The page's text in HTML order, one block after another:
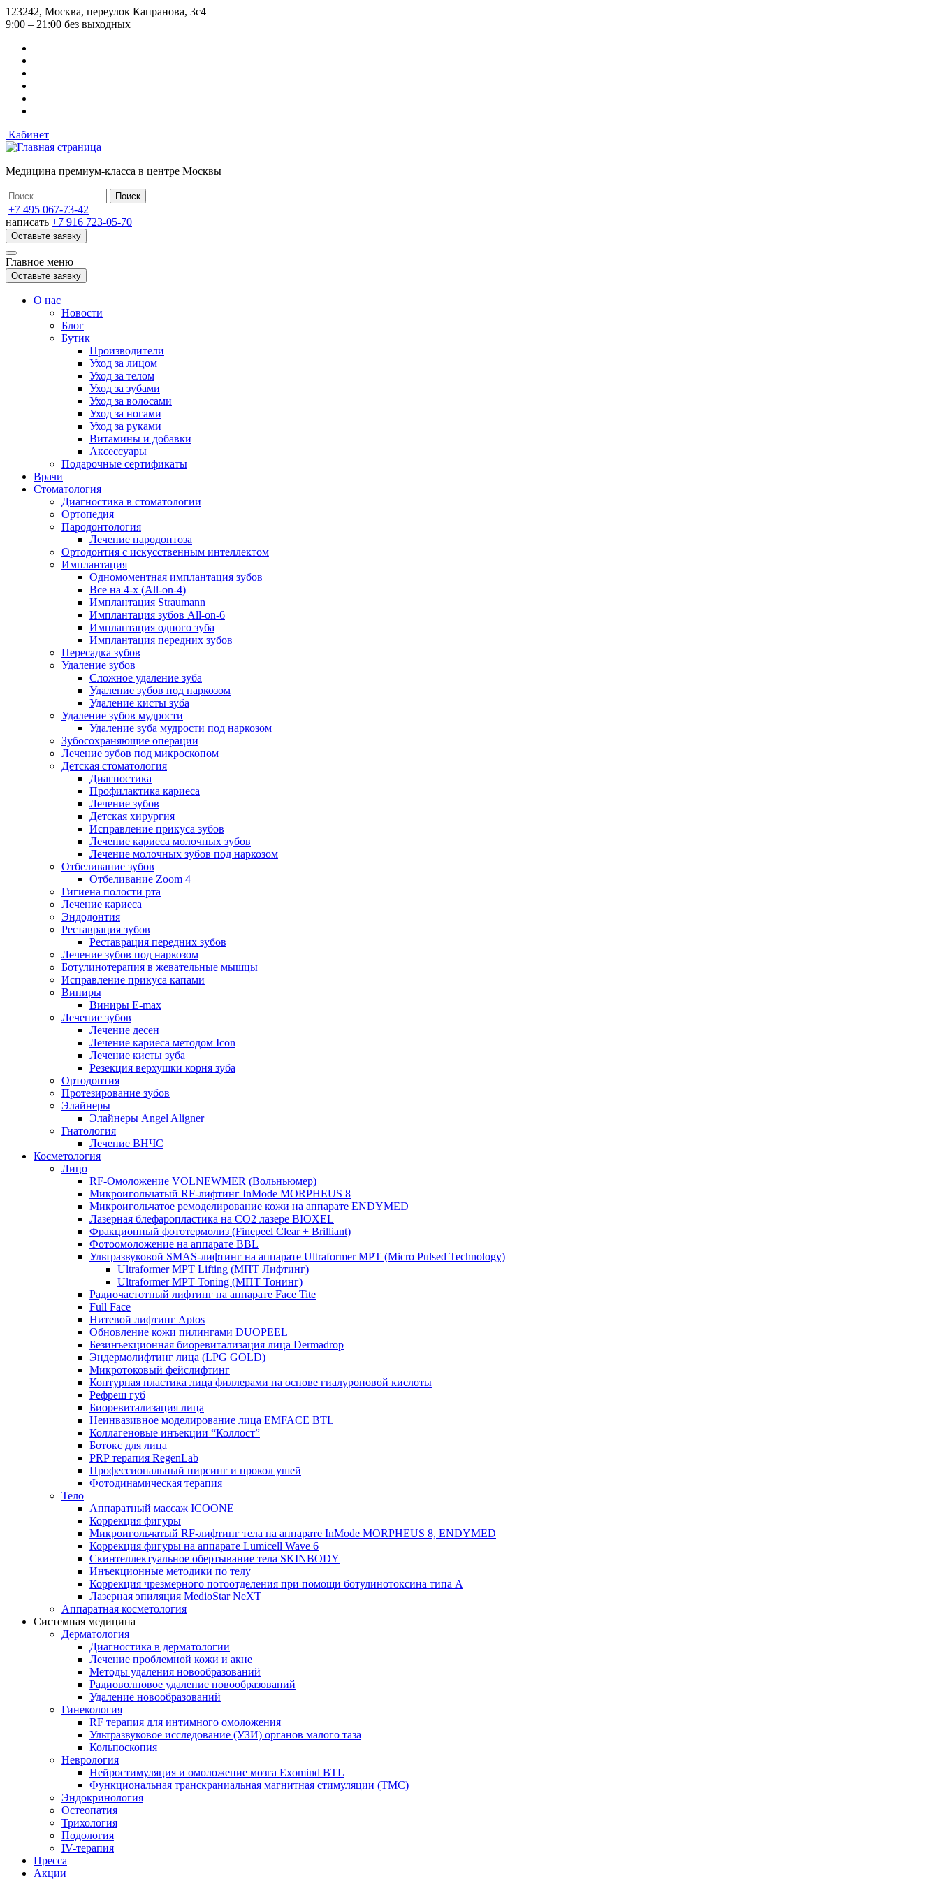
Перейти
к
содержанию
123242, Москва, переулок Капранова, 3с4
9:00 – 21:00 без выходных
Кабинет
Медицина премиум-класса в центре Москвы
+7 495 067-73-42
написать +7 916 723-05-70
Оставьте заявку
Главное меню
Оставьте заявку
О нас
Новости
Блог
Бутик
Производители
Уход за лицом
Уход за телом
Уход за зубами
Уход за волосами
Уход за ногами
Уход за руками
Витамины и добавки
Аксессуары
Подарочные сертификаты
Врачи
Стоматология
Диагностика в стоматологии
Ортопедия
Пародонтология
Лечение пародонтоза
Ортодонтия с искусственным интеллектом
Имплантация
Одномоментная имплантация зубов
Все на 4-х (All-on-4)
Имплантация Straumann
Имплантация зубов All-on-6
Имплантация одного зуба
Имплантация передних зубов
Пересадка зубов
Удаление зубов
Сложное удаление зуба
Удаление зубов под наркозом
Удаление кисты зуба
Удаление зубов мудрости
Удаление зуба мудрости под наркозом
Зубосохраняющие операции
Лечение зубов под микроскопом
Детская стоматология
Диагностика
Профилактика кариеса
Лечение зубов
Детская хирургия
Исправление прикуса зубов
Лечение кариеса молочных зубов
Лечение молочных зубов под наркозом
Отбеливание зубов
Отбеливание Zoom 4
Гигиена полости рта
Лечение кариеса
Эндодонтия
Реставрация зубов
Реставрация передних зубов
Лечение зубов под наркозом
Ботулинотерапия в жевательные мышцы
Исправление прикуса капами
Виниры
Виниры E-max
Лечение зубов
Лечение десен
Лечение кариеса методом Icon
Лечение кисты зуба
Резекция верхушки корня зуба
Ортодонтия
Протезирование зубов
Элайнеры
Элайнеры Angel Aligner
Гнатология
Лечение ВНЧС
Косметология
Лицо
RF-Омоложение VOLNEWMER (Вольньюмер)
Микроигольчатый RF-лифтинг InMode MORPHEUS 8
Микроигольчатое ремоделирование кожи на аппарате ENDYMED
Лазерная блефаропластика на CO2 лазере BIOXEL
Фракционный фототермолиз (Finepeel Clear + Brilliant)
Фотоомоложение на аппарате BBL
Ультразвуковой SMAS-лифтинг на аппарате Ultraformer MPT (Micro Pulsed Technology)
Ultraformer MPT Lifting (МПТ Лифтинг)
Ultraformer MPT Toning (МПТ Тонинг)
Радиочастотный лифтинг на аппарате Face Tite
Full Face
Нитевой лифтинг Aptos
Обновление кожи пилингами DUOPEEL
Безинъекционная биоревитализация лица Dermadrop
Эндермолифтинг лица (LPG GOLD)
Микротоковый фейслифтинг
Контурная пластика лица филлерами на основе гиалуроновой кислоты
Рефреш губ
Биоревитализация лица
Неинвазивное моделирование лица EMFACE BTL
Коллагеновые инъекции “Коллост”
Ботокс для лица
PRP терапия RegenLab
Профессиональный пирсинг и прокол ушей
Фотодинамическая терапия
Тело
Аппаратный массаж ICOONE
Коррекция фигуры
Микроигольчатый RF-лифтинг тела на аппарате InMode MORPHEUS 8, ENDYMED
Коррекция фигуры на аппарате Lumicell Wave 6
Скинтеллектуальное обертывание тела SKINBODY
Инъекционные методики по телу
Коррекция чрезмерного потоотделения при помощи ботулинотоксина типа А
Лазерная эпиляция MedioStar NeXT
Аппаратная косметология
Системная медицина
Дерматология
Диагностика в дерматологии
Лечение проблемной кожи и акне
Методы удаления новообразований
Радиоволновое удаление новообразований
Удаление новообразований
Гинекология
RF терапия для интимного омоложения
Ультразвуковое исследование (УЗИ) органов малого таза
Кольпоскопия
Неврология
Нейростимуляция и омоложение мозга Exomind BTL
Функциональная транскраниальная магнитная стимуляции (ТМС)
Эндокринология
Остеопатия
Трихология
Подология
IV-терапия
Пресса
Акции